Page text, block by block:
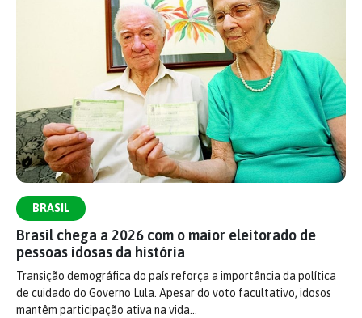
BRASIL
Brasil chega a 2026 com o maior eleitorado de
pessoas idosas da história
Transição demográfica do país reforça a importância da política
de cuidado do Governo Lula. Apesar do voto facultativo, idosos
mantêm participação ativa na vida…